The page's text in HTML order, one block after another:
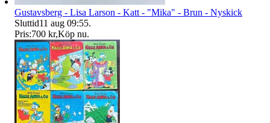
Gustavsberg - Lisa Larson - Katt - "Mika" - Brun - Nyskick
Sluttid11 aug 09:55.
Pris:700 kr,Köp nu.